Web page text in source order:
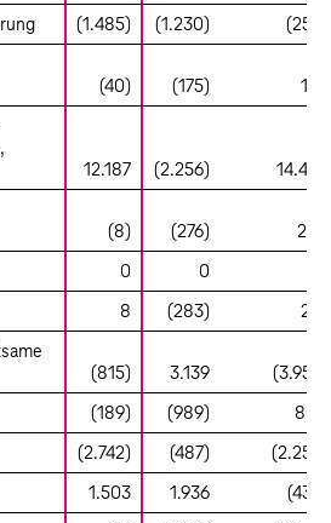
(1.485) (1.230) (255)
(40) (175) 135
12.187 (2.256) 14.443
(8) (276) 268
0 0
8 (283) 291
(815) 3.139 (3.954)
(189) (989) 800
(2.742) (487) (2.255)
1.503 1.936 (433)